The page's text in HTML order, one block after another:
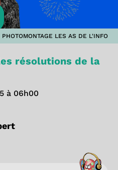
PHOTOMONTAGE LES AS DE L'INFO
les résolutions de la
à 06h00